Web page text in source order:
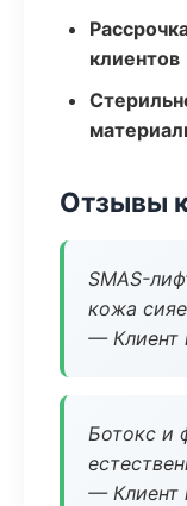
клиентов
Отзывы
SMAS-
кожа
— Клиент
Ботокс и
— Клиент